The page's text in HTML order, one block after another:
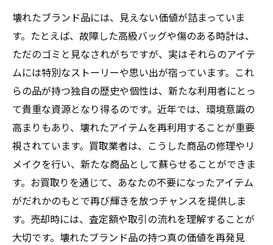
持続可能な社会への貢献：お買取りのプロセス
とその価値
安心してお買取りを利用するためのヒントとポ
イント
壊れたブランド品との旅路：新しい価値を見つ
ける冒険
壊れたブランド品には、見えない価値が詰まっていま
す。たとえば、故障した高級バッグや傷のある時計は、
ただのゴミと見なされがちですが、実はそれらのアイテ
ムには特別なストーリーや思い出が宿っています。これ
らの品が持つ独自の歴史や個性は、新たな利用者にとっ
て貴重な資源となり得るのです。近年では、環境意識の
高まりもあり、壊れたアイテムを再利用することが重要
視されています。買取業者は、こうした商品の修理やリ
メイクを行い、新たな商品として蘇らせることができま
す。お買取りを通じて、あなたの不要になったアイテム
がだれかのもとで再び輝きを放つチャンスを提供しま
す。売却時には、査定額や取引の流れを理解することが
大切です。壊れたブランド品の持つ真の価値を再発見